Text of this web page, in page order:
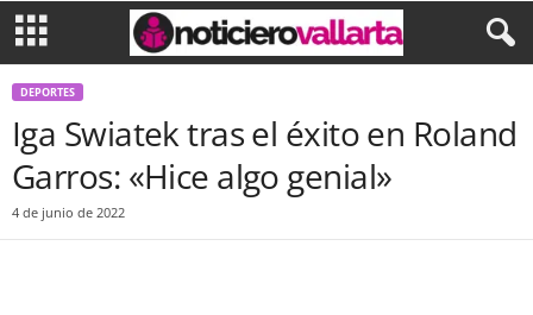
DEPORTES
Iga Swiatek tras el éxito en Roland
Garros: «Hice algo genial»
4 de junio de 2022